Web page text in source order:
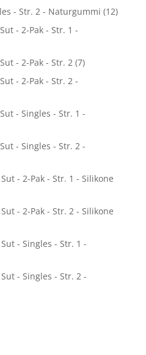
- Str. 2 - Naturgummi (12)
- 2-Pak - Str. 1 -
- 2-Pak - Str. 2 (7)
- 2-Pak - Str. 2 -
- Singles - Str. 1 -
- Singles - Str. 2 -
- 2-Pak - Str. 1 - Silikone
- 2-Pak - Str. 2 - Silikone
- Singles - Str. 1 -
- Singles - Str. 2 -